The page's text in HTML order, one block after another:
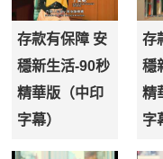
存款有保障 安
穩新生活-90秒
精華版（中印
字幕）
存
穩
精
字